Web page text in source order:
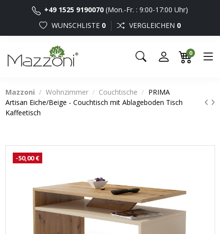
+49 1525 9190070 (Mon.-Fr. : 9:00-17:00 Uhr)
WUNSCHLISTE 0 VERGLEICHEN 0
0
Mazzoni Wohnzimmer Couchtische
PRIMA
Artisan Eiche/Beige - Couchtisch mit Ablageboden Tisch
Kaffeetisch
-50,00 €